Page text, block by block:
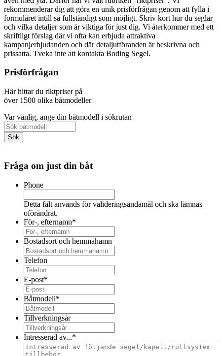
rekommenderar dig att göra en unik prisförfrågan genom att fylla i
formuläret intill så fullständigt som möjligt. Skriv kort hur du seglar
och vilka detaljer som är viktiga för just dig. Vi återkommer med ett
skriftligt förslag där vi ofta kan erbjuda attraktiva
kampanjerbjudanden och där detaljutföranden är beskrivna och
prissatta. Tveka inte att kontakta Boding Segel.
Prisförfrågan
Här hittar du riktpriser på
över 1500 olika båtmodeller
Var vänlig, ange din båtmodell i sökrutan
Fråga om just din båt
Phone
Detta fält används för valideringsändamål och ska lämnas
oförändrat.
För-, efternamn*
Bostadsort och hemmahamn
Telefon
E-post*
Båtmodell*
Tillverkningsår
Intresserad av...*